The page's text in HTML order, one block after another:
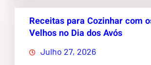
Receitas para Cozinhar com
Velhos no Dia dos Avós
Julho 27, 2026